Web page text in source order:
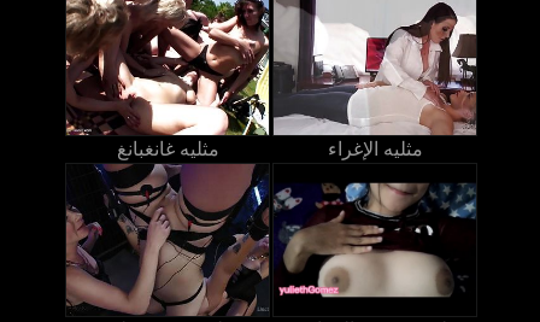
مثليه غانغبانغ مثليه الإغراء